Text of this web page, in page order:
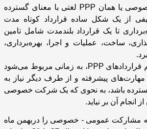
یا همان PPP لغتی با معنای گسترده
از یک شکل ساده قرارداد کوتاه مدت
تا یک قرارداد بلندمدت شامل تامین
ساخت، عملیات و اجرا، بهره‌برداری،
قراردادهای PPP، به زمانی مربوط می‌شود
و مهارت‌های پیشرفته و از طرف دیگر نیاز به
باشد، به نحوی که یک شرکت خصوصی
انجام آن بر نیاید.
مشارکت عمومی - خصوصی را دربهمن ماه